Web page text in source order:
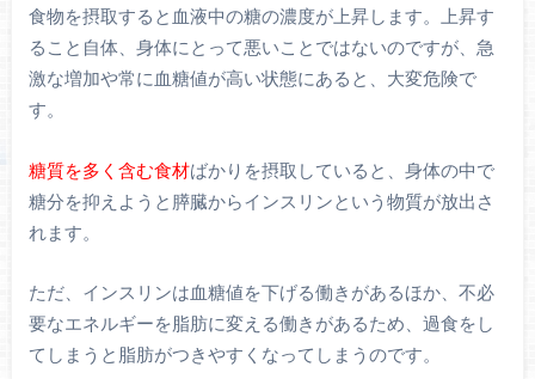
食物を摂取すると血液中の糖の濃度が上昇します。上昇す
ること自体、身体にとって悪いことではないのですが、急
激な増加や常に血糖値が高い状態にあると、大変危険で
す。
糖質を多く含む食材ばかりを摂取していると、身体の中で
糖分を抑えようと膵臓からインスリンという物質が放出さ
れます。
ただ、インスリンは血糖値を下げる働きがあるほか、不必
要なエネルギーを脂肪に変える働きがあるため、過食をし
てしまうと脂肪がつきやすくなってしまうのです。